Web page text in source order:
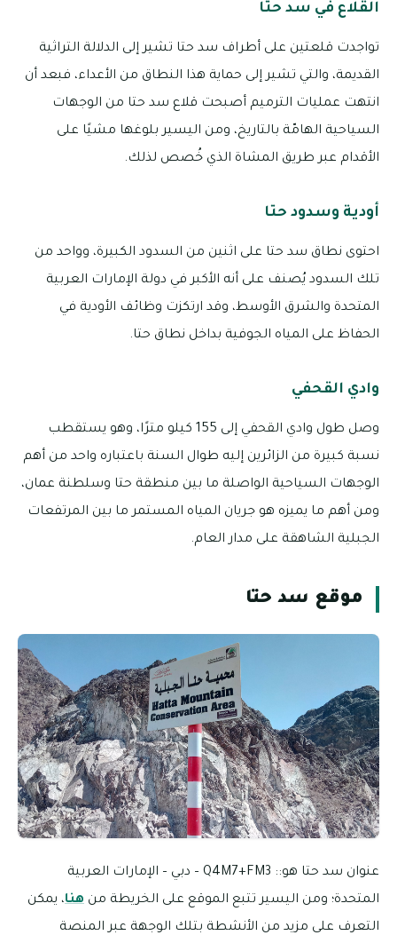
القلاع في سد حتا
تواجدت قلعتين على أطراف سد حتا تشير إلى الدلالة التراثية
القديمة، والتي تشير إلى حماية هذا النطاق من الأعداء، فبعد أن
انتهت عمليات الترميم أصبحت قلاع سد حتا من الوجهات
السياحية الهامّة بالتاريخ، ومن اليسير بلوغها مشيًا على
الأقدام عبر طريق المشاة الذي خُصص لذلك.
أودية وسدود حتا
احتوى نطاق سد حتا على اثنين من السدود الكبيرة، وواحد من
تلك السدود يُصنف على أنه الأكبر في دولة الإمارات العربية
المتحدة والشرق الأوسط، وقد ارتكزت وظائف الأودية في
الحفاظ على المياه الجوفية بداخل نطاق حتا.
وادي القحفي
وصل طول وادي القحفي إلى 155 كيلو مترًا، وهو يستقطب
نسبة كبيرة من الزائرين إليه طوال السنة باعتباره واحد من أهم
الوجهات السياحية الواصلة ما بين منطقة حتا وسلطنة عمان،
ومن أهم ما يميزه هو جريان المياه المستمر ما بين المرتفعات
الجبلية الشاهقة على مدار العام.
موقع سد حتا
عنوان سد حتا هو:: Q4M7+FM3 – دبي – الإمارات العربية
المتحدة؛ ومن اليسير تتبع الموقع على الخريطة من هنا، يمكن
التعرف على مزيد من الأنشطة بتلك الوجهة عبر المنصة